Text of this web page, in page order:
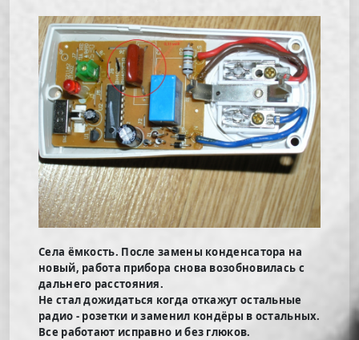
Села ёмкость. После замены конденсатора на
новый, работа прибора снова возобновилась с
дальнего расстояния.
Не стал дожидаться когда откажут остальные
радио - розетки и заменил кондёры в остальных.
Все работают исправно и без глюков.